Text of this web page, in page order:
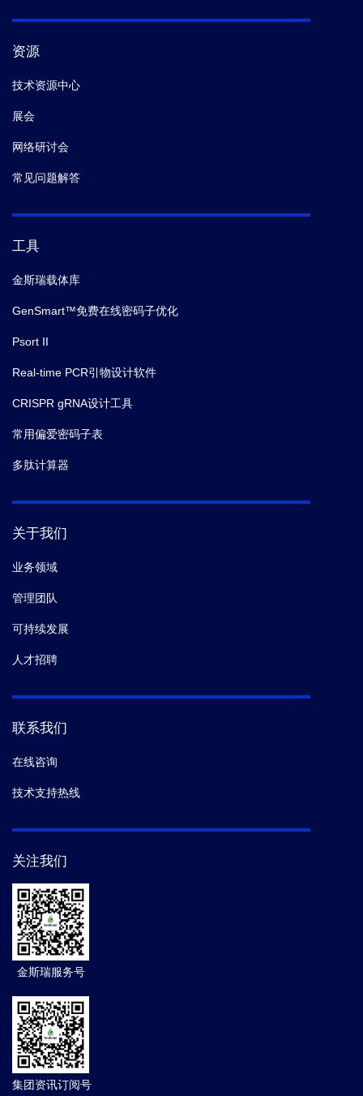
资源
技术资源中心
展会
网络研讨会
常见问题解答
工具
金斯瑞载体库
GenSmart™免费在线密码子优化
Psort II
Real-time PCR引物设计软件
CRISPR gRNA设计工具
常用偏爱密码子表
多肽计算器
关于我们
业务领域
管理团队
可持续发展
人才招聘
联系我们
在线咨询
技术支持热线
关注我们
金斯瑞服务号
集团资讯订阅号